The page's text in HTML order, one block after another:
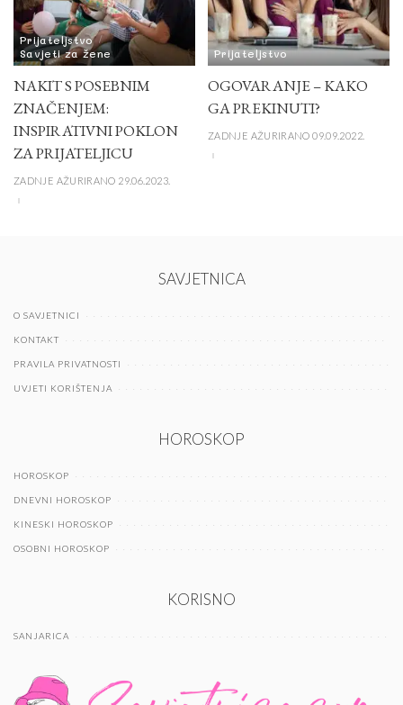
Prijateljstvo
Savjeti za žene
NAKIT S POSEBNIM
ZNAČENJEM:
INSPIRATIVNI POKLON
ZA PRIJATELJICU
ZADNJE AŽURIRANO 29.06.2023.
Prijateljstvo
OGOVARANJE – KAKO
GA PREKINUTI?
ZADNJE AŽURIRANO 09.09.2022.
SAVJETNICA
O SAVJETNICI
KONTAKT
PRAVILA PRIVATNOSTI
UVJETI KORIŠTENJA
HOROSKOP
HOROSKOP
DNEVNI HOROSKOP
KINESKI HOROSKOP
OSOBNI HOROSKOP
KORISNO
SANJARICA